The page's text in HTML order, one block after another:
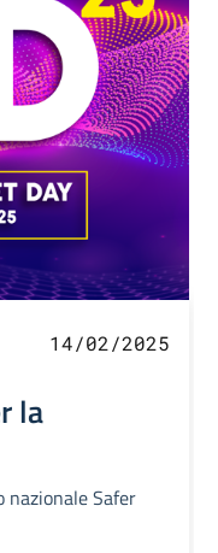
14/02/2025
la
nazionale Safer